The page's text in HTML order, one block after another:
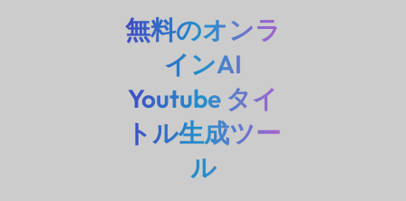
無料のオンラ
インAI
Youtube タイ
トル生成ツー
ル